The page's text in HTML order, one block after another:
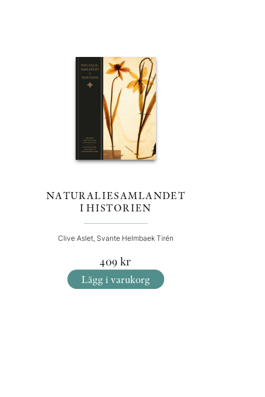
NATURALIESAMLANDET
I HISTORIEN
Clive Aslet, Svante Helmbaek Tirén
409 kr
Lägg i varukorg